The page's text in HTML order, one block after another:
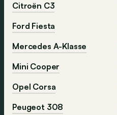
Citroën C3
Ford Fiesta
Mercedes A-Klasse
Mini Cooper
Opel Corsa
Peugeot 308